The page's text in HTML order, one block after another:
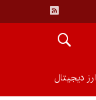
ارز دیجیتال